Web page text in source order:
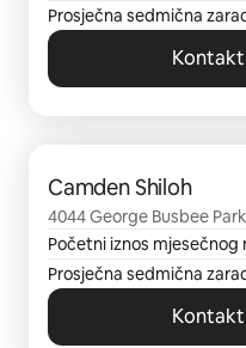
Prosječna sedmična
Camden Shiloh
4044 George Busbee
Početni iznos mjesečnog
Prosječna sedmična